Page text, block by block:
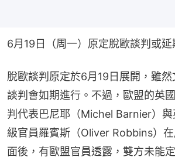
6月19日（周一）原定脫歐談判或延
脫歐談判原定於6月19日展開，雖然
談判會如期進行。不過，歐盟的英
判代表巴尼耶（Michel Barnier）與
級官員羅賓斯（Oliver Robbins）
面後，有歐盟官員透露，雙方未能